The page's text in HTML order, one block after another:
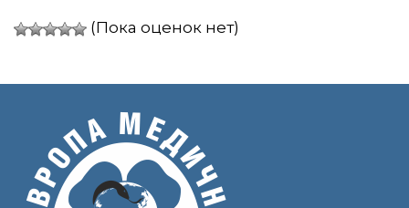
(Пока оценок нет)